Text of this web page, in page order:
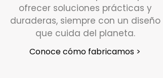
ofrecer soluciones prácticas y
duraderas, siempre con un diseño
que cuida del planeta.
Conoce cómo fabricamos >